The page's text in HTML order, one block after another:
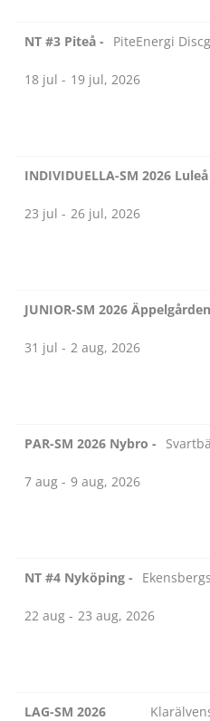
18 jul - 19 jul, 2026
NT #3 Piteå - PiteEnergi
23 jul - 26 jul, 2026
INDIVIDUELLA-SM 2026
31 jul - 2 aug, 2026
JUNIOR-SM 2026
7 aug - 9 aug, 2026
PAR-SM 2026 Nybro -
22 aug - 23 aug, 2026
NT #4 Nyköping -
LAG-SM 2026